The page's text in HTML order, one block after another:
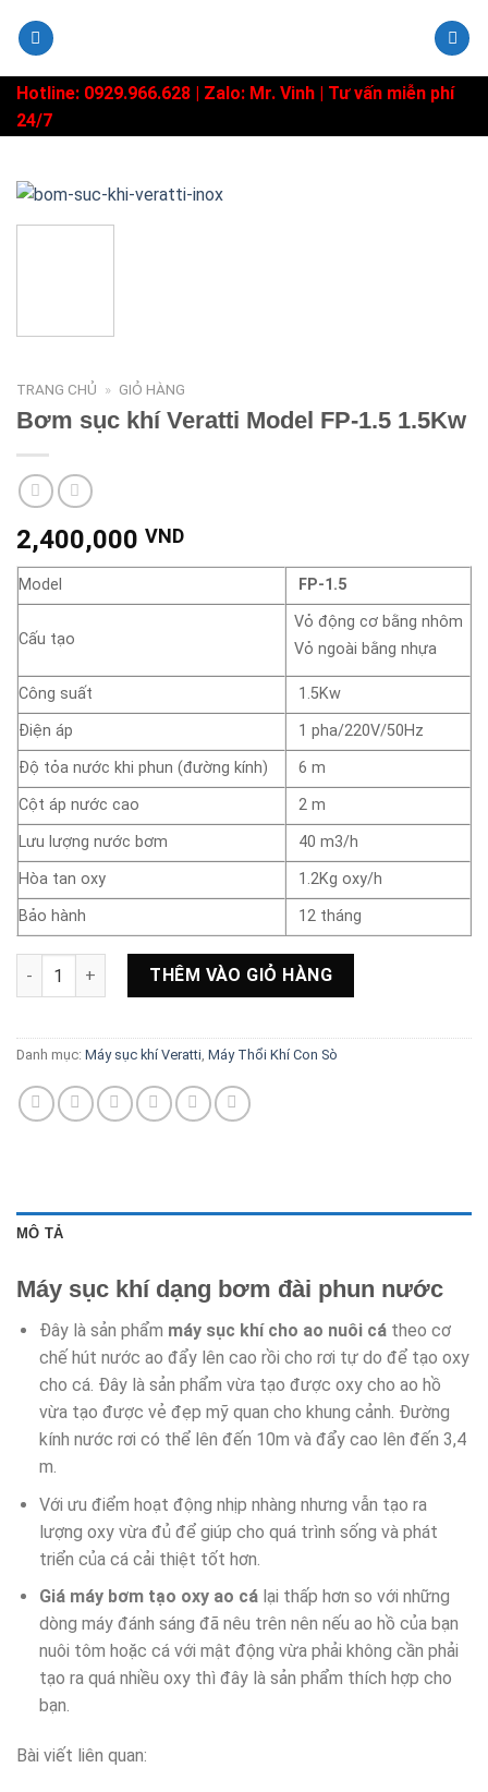
Hotline: 0929.966.628 | Zalo: Mr. Vinh | Tư vấn miễn phí
24/7
TRANG CHỦ » GIỎ HÀNG
Bơm sục khí Veratti Model FP-1.5 1.5Kw
2,400,000 VND
Model FP-1.5
Cấu tạo
Vỏ động cơ bằng nhôm
Vỏ ngoài bằng nhựa
Công suất
1.5Kw
Điện áp
1 pha/220V/50Hz
Độ tỏa nước khi phun (đường kính)
6 m
Cột áp nước cao
2 m
Lưu lượng nước bơm
40 m3/h
Hòa tan oxy
1.2Kg oxy/h
Bảo hành
12 tháng
Bơm sục khí Veratti Model FP-1.5 1.5Kw số lượng
THÊM VÀO GIỎ HÀNG
Danh mục: Máy sục khí Veratti Máy Thổi Khí Con Sò
MÔ TẢ
Máy sục khí dạng bơm đài phun nước
Đây là sản phẩm máy sục khí cho ao nuôi cá theo cơ
chế hút nước ao đẩy lên cao rồi cho rơi tự do để tạo oxy
cho cá. Đây là sản phẩm vừa tạo được oxy cho ao hồ
vừa tạo được vẻ đẹp mỹ quan cho khung cảnh. Đường
kính nước rơi có thể lên đến 10m và đẩy cao lên đến 3,4
m.
Với ưu điểm hoạt động nhịp nhàng nhưng vẫn tạo ra
lượng oxy vừa đủ để giúp cho quá trình sống và phát
triển của cá cải thiệt tốt hơn.
Giá máy bơm tạo oxy ao cá lại thấp hơn so với những
dòng máy đánh sáng đã nêu trên nên nếu ao hồ của bạn
nuôi tôm hoặc cá với mật động vừa phải không cần phải
tạo ra quá nhiều oxy thì đây là sản phẩm thích hợp cho
bạn.
Bài viết liên quan: